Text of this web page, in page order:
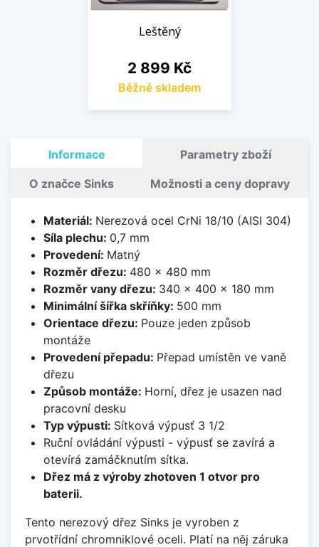
Leštěný
Cena
2 899 Kč
Běžně skladem
Informace Parametry zboží
O značce Sinks Možnosti a ceny dopravy
Materiál: Nerezová ocel CrNi 18/10 (AISI 304)
Síla plechu: 0,7 mm
Provedení: Matný
Rozměr dřezu: 480 x 480 mm
Rozměr vany dřezu: 340 x 400 x 180 mm
Minimální šířka skříňky: 500 mm
Orientace dřezu: Pouze jeden způsob
montáže
Provedení přepadu: Přepad umístěn ve vaně
dřezu
Způsob montáže: Horní, dřez je usazen nad
pracovní desku
Typ výpusti: Sítková výpusť 3 1/2
Ruční ovládání výpusti - výpusť se zavírá a
otevírá zamáčknutím sítka.
Dřez má z výroby zhotoven 1 otvor pro
baterii.
Tento nerezový dřez Sinks je vyroben z
prvotřídní chromniklové oceli. Platí na něj záruka